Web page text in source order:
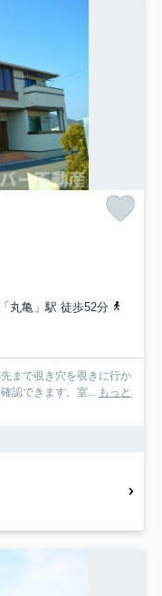
丸亀」駅 徒歩52分
まで覗き穴を覗きに行か
認できます。室... もっと